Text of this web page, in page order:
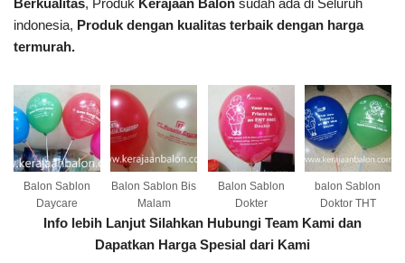
Berkualitas, Produk Kerajaan Balon sudah ada di Seluruh
indonesia, Produk dengan kualitas terbaik dengan harga
termurah.
Balon Sablon
Daycare
Balon Sablon Bis
Malam
Balon Sablon
Dokter
balon Sablon
Doktor THT
Info lebih Lanjut Silahkan Hubungi Team Kami dan
Dapatkan Harga Spesial dari Kami